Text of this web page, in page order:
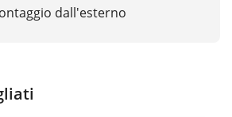
dall'esterno